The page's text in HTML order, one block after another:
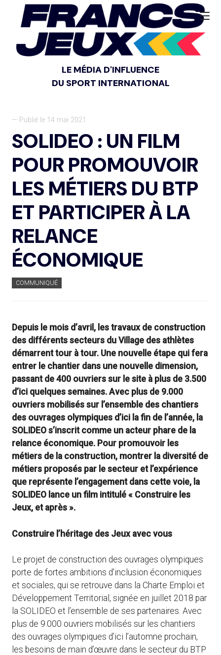
LE MÉDIA D'INFLUENCE
DU SPORT INTERNATIONAL
— Publié le 14 mai 2021
SOLIDEO : UN FILM
POUR PROMOUVOIR
LES MÉTIERS DU BTP
ET PARTICIPER À LA
RELANCE
ÉCONOMIQUE
COMMUNIQUÉ
Depuis le mois d’avril, les travaux de construction
des différents secteurs du Village des athlètes
démarrent tour à tour. Une nouvelle étape qui fera
entrer le chantier dans une nouvelle dimension,
passant de 400 ouvriers sur le site à plus de 3.500
d’ici quelques semaines. Avec plus de 9.000
ouvriers mobilisés sur l’ensemble des chantiers
des ouvrages olympiques d’ici la fin de l’année, la
SOLIDEO s’inscrit comme un acteur phare de la
relance économique. Pour promouvoir les
métiers de la construction, montrer la diversité de
métiers proposés par le secteur et l’expérience
que représente l’engagement dans cette voie, la
SOLIDEO lance un film intitulé « Construire les
Jeux, et après ».
Construire l’héritage des Jeux avec vous
Le projet de construction des ouvrages olympiques
porte de fortes ambitions d’inclusion économiques
et sociales, qui se retrouve dans la Charte Emploi et
Développement Territorial, signée en juillet 2018 par
la SOLIDEO et l’ensemble de ses partenaires. Avec
plus de 9.000 ouvriers mobilisés sur les chantiers
des ouvrages olympiques d’ici l’automne prochain,
les besoins de main d’œuvre dans le secteur du BTP